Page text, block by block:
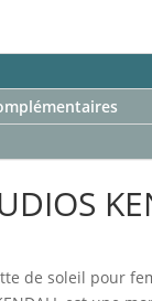
de soleil pour